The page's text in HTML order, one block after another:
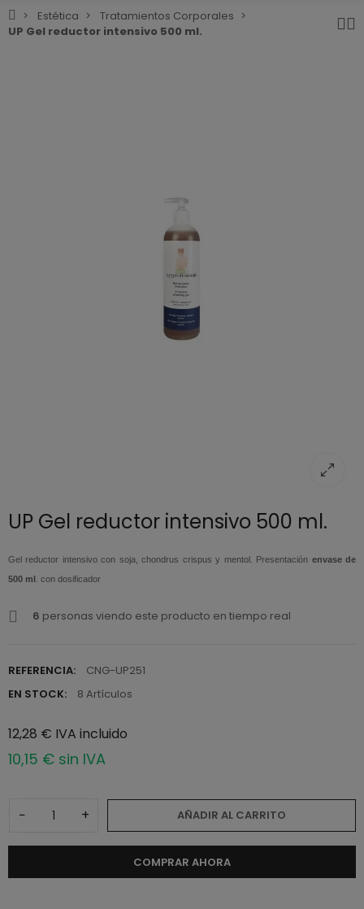
Estética
Tratamientos Corporales
UP Gel reductor intensivo 500 ml.
UP Gel reductor intensivo 500 ml.
Gel reductor intensivo con soja, chondrus crispus y mentol. Presentación envase de
500 ml . con dosificador
6 personas viendo este producto en tiempo real
REFERENCIA:
CNG-UP251
EN STOCK:
8 Artículos
12,28 € IVA incluido
10,15 € sin IVA
− + AÑADIR AL CARRITO
COMPRAR AHORA